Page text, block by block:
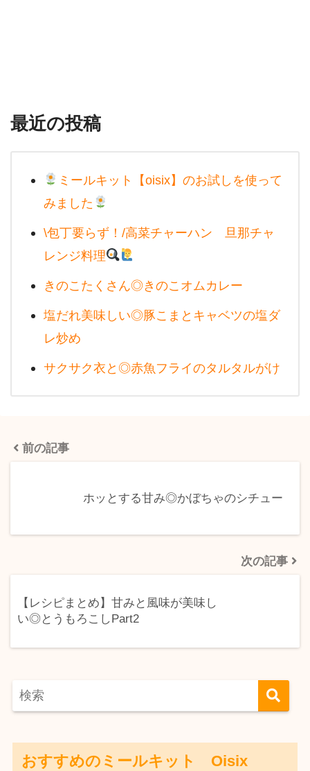
最近の投稿
ミールキット【oisix】のお試しを使って
みました
\包丁要らず！/高菜チャーハン 旦那チャ
レンジ料理
きのこたくさん◎きのこオムカレー
塩だれ美味しい◎豚こまとキャベツの塩ダ
レ炒め
サクサク衣と◎赤魚フライのタルタルがけ
前の記事
ホッとする甘み◎かぼちゃのシチュー
次の記事
【レシピまとめ】甘みと風味が美味し
い◎とうもろこしPart2
おすすめのミールキット Oisix